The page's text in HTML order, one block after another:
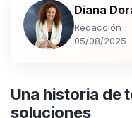
Diana
Redacción
05/08/2025
Una historia de
soluciones